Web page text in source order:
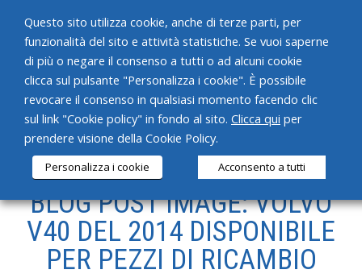
HOME
CHI SIAMO
SERVIZI
PRODOTTI
NEWS
BLOG POST IMAGE: VOLVO
V40 DEL 2014 DISPONIBILE
PER PEZZI DI RICAMBIO
Questo sito utilizza cookie, anche di terze parti, per
funzionalità del sito e attività statistiche. Se vuoi saperne
di più o negare il consenso a tutti o ad alcuni cookie
clicca sul pulsante "Personalizza i cookie". È possibile
revocare il consenso in qualsiasi momento facendo clic
sul link "Cookie policy" in fondo al sito. Clicca qui per
prendere visione della Cookie Policy.
Personalizza i cookie Acconsento a tutti